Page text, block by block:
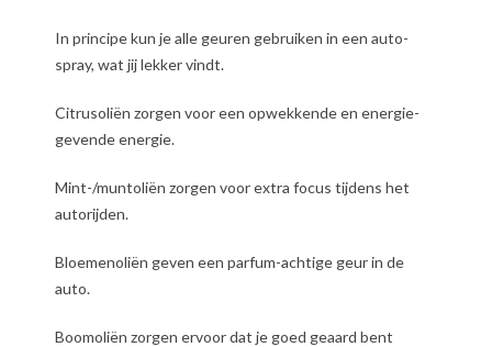
In principe kun je alle geuren gebruiken in een auto-
spray, wat jij lekker vindt.
Citrusoliën zorgen voor een opwekkende en energie-
gevende energie.
Mint-/muntoliën zorgen voor extra focus tijdens het
autorijden.
Bloemenoliën geven een parfum-achtige geur in de
auto.
Boomoliën zorgen ervoor dat je goed geaard bent